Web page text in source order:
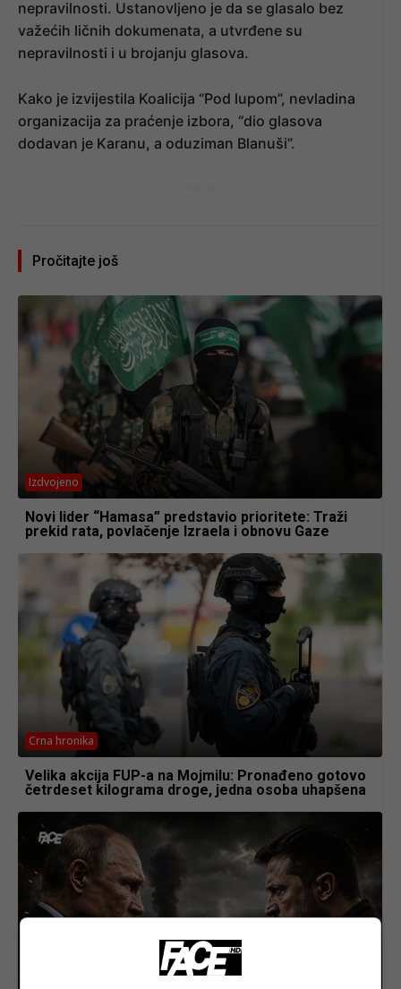
nepravilnosti. Ustanovljeno je da se glasalo bez
važećih ličnih dokumenata, a utvrđene su
nepravilnosti i u brojanju glasova.
Kako je izvijestila Koalicija “Pod lupom”, nevladina
organizacija za praćenje izbora, “dio glasova
dodavan je Karanu, a oduziman Blanuši”.
Pročitajte još
Izdvojeno
Novi lider “Hamasa” predstavio prioritete: Traži
prekid rata, povlačenje Izraela i obnovu Gaze
Crna hronika
Velika akcija FUP-a na Mojmilu: Pronađeno gotovo
četrdeset kilograma droge, jedna osoba uhapšena